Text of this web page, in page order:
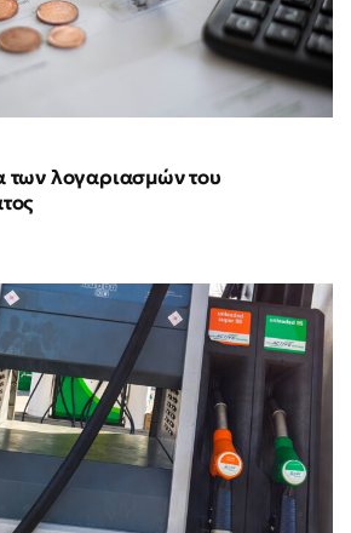
των λογαριασμών του